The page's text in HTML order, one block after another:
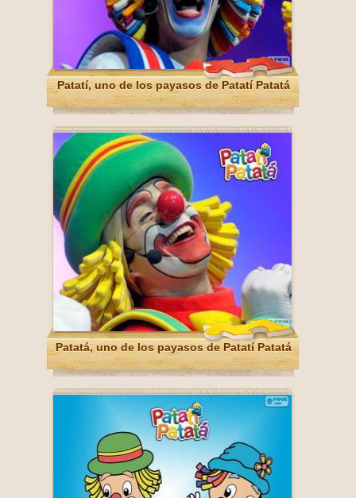
Patatí, uno de los payasos de Patatí Patatá
Patatá, uno de los payasos de Patatí Patatá